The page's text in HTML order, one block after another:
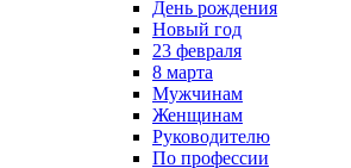
День рождения
Новый год
23 февраля
8 марта
Мужчинам
Женщинам
Руководителю
По профессии